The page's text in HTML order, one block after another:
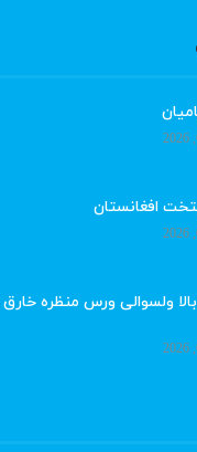
افغانستان
ولسوالی ورس منظره خارق